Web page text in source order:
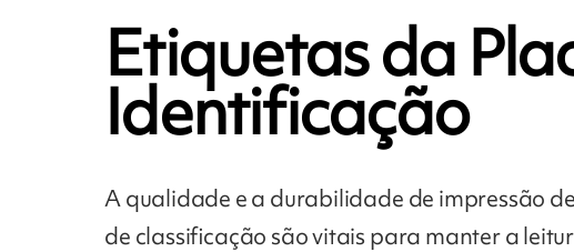
Etiquetas da
Identificação
A qualidade e a durabilidade de impressão
de classificação são vitais para manter a